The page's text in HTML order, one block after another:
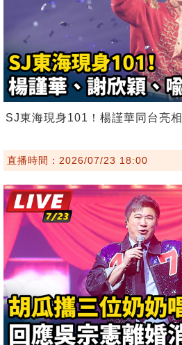
SJ東海現身101！楊謹華同台亮相
直播時間：2026/07/23 18:00